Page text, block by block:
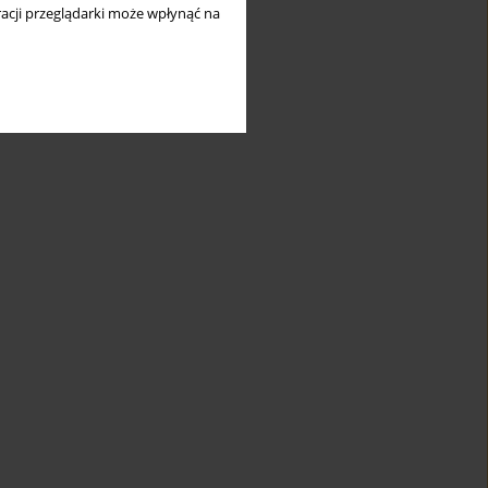
przeglądarki może wpłynąć na